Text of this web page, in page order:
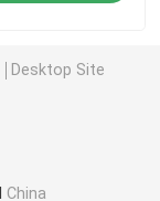
Desktop Site
China